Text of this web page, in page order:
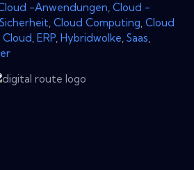
-Anwendungen Cloud -
Cloud Computing Cloud
ERP Hybridwolke Saas